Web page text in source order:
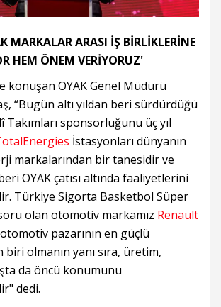
MARKALAR ARASI İŞ BİRLİKLERİNE
HEM ÖNEM VERİYORUZ'
konuşan OYAK Genel Müdürü
“Bugün altı yıldan beri sürdürdüğü
sponsorluğunu üç yıl
İstasyonları dünyanın
markalarından bir tanesidir ve
OYAK çatısı altında faaliyetlerini
Türkiye Sigorta Basketbol Süper
olan otomotiv markamız Renault
pazarının en güçlü
biri olmanın yanı sıra, üretim,
da öncü konumunu
dedi.